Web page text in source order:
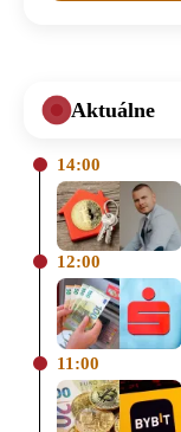
Aktuálne
14:00
12:00
11:00